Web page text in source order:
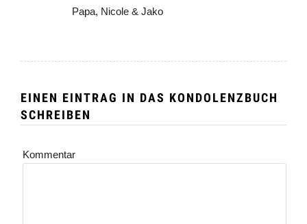
Papa, Nicole & Jako
EINEN EINTRAG IN DAS KONDOLENZBUCH
SCHREIBEN
Kommentar